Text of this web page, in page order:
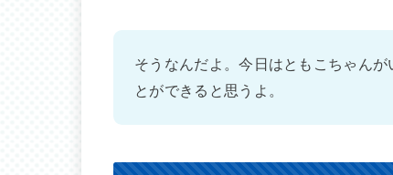
そうなんだよ。今日はともこちゃん
とができると思うよ。